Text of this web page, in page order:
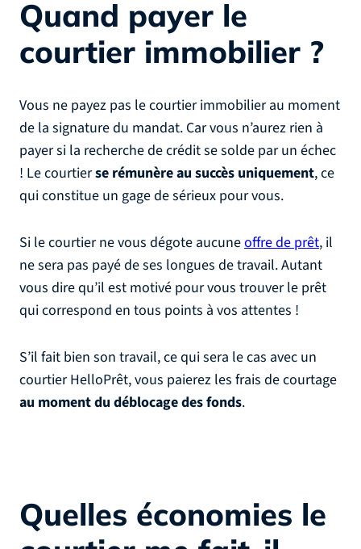
Quand payer le
courtier immobilier ?
Vous ne payez pas le courtier immobilier au moment
de la signature du mandat. Car vous n’aurez rien à
payer si la recherche de crédit se solde par un échec
! Le courtierse rémunère au succès uniquement, ce
qui constitue un gage de sérieux pour vous.
Si le courtier ne vous dégote aucuneoffre de prêt, il
ne sera pas payé de ses longues de travail. Autant
vous dire qu’il est motivé pour vous trouver le prêt
qui correspond en tous points à vos attentes !
S’il fait bien son travail, ce qui sera le cas avec un
courtier HelloPrêt, vous paierez les frais de courtage
au moment du déblocage des fonds.
Quelles économies le